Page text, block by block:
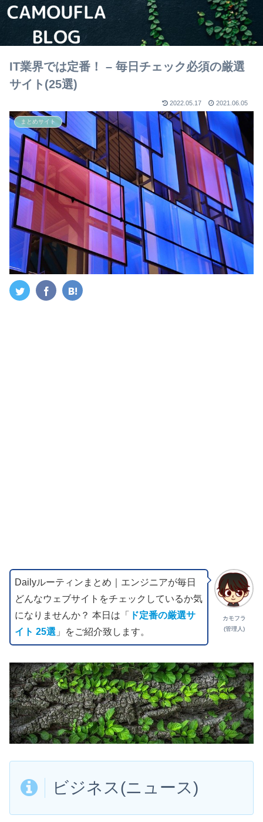
IT業界では定番！ – 毎日チェック必須の厳選
サイト(25選)
2022.05.17 2021.06.05
まとめサイト
カモフラ
(管理人)
Dailyルーティンまとめ｜エンジニアが毎日
どんなウェブサイトをチェックしているか気
になりませんか？ 本日は「
ド定番の厳選サ
イト 25選 」をご紹介致します。
ビジネス(ニュース)